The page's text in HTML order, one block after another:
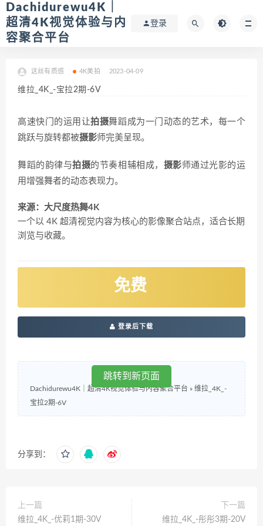
Dachidurewu4K｜
超清4K视觉体验与内
容聚合平台
登录
这丝有质感 4K美拍 2023-04-09
维拉_4K_-宝拉2期-6V
高速快门的运用让拍摄舞蹈成为一门动态的艺术，每一个
跳跃与旋转都被摄影师完美呈现。
舞蹈的韵律与拍摄的节奏相辅相成， 摄影师通过光影的运
用增强舞者的动态表现力。
来源：大尺度热舞4K
一个以 4K 超清视觉内容为核心的影像聚合站点，适合长期
浏览与收藏。
免费
登录后下载
Dachidurewu4K｜超清4K视觉体验与内容聚合平台 » 维拉_4K_-
宝拉2期-6V
分享到：
上一篇
维拉_4K_-优莉1期-30V
下一篇
维拉_4K_-彤彤3期-20V
跳转到新页面